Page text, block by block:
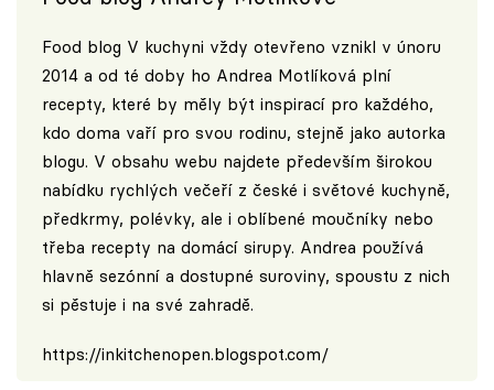
Food blog V kuchyni vždy otevřeno vznikl v únoru
2014 a od té doby ho Andrea Motlíková plní
recepty, které by měly být inspirací pro každého,
kdo doma vaří pro svou rodinu, stejně jako autorka
blogu. V obsahu webu najdete především širokou
nabídku rychlých večeří z české i světové kuchyně,
předkrmy, polévky, ale i oblíbené moučníky nebo
třeba recepty na domácí sirupy. Andrea používá
hlavně sezónní a dostupné suroviny, spoustu z nich
si pěstuje i na své zahradě.
https://inkitchenopen.blogspot.com/